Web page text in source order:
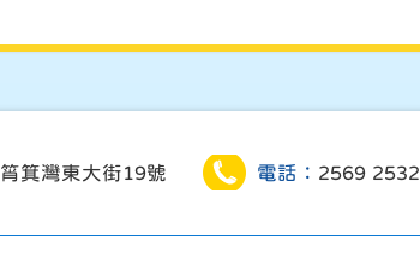
筲箕灣東大街19號 電話： 2569 2532